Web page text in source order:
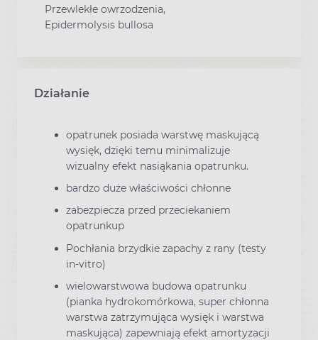
Przewlekłe owrzodzenia,
Epidermolysis bullosa
Działanie
opatrunek posiada warstwę maskującą
wysięk, dzięki temu minimalizuje
wizualny efekt nasiąkania opatrunku.
bardzo duże właściwości chłonne
zabezpiecza przed przeciekaniem
opatrunkup
Pochłania brzydkie zapachy z rany (testy
in-vitro)
wielowarstwowa budowa opatrunku
(pianka hydrokomórkowa, super chłonna
warstwa zatrzymująca wysięk i warstwa
maskująca) zapewniają efekt amortyzacji